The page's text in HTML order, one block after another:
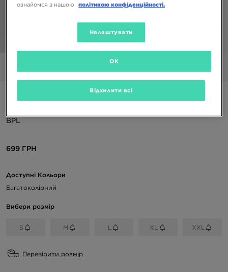
BPL
699 ГРН
Доступні Кольори
Багатоколірний
Вибери розмір
S M L XL XXL
Перевірити розмір
ознайомся з нашою
політикою конфіденційності.
Налаштувати
Відхилити всі
OK